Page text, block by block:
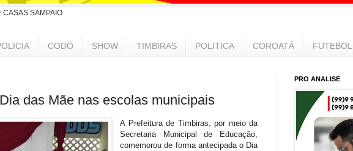
CASAS SAMPAIO
CODÓ SHOW TIMBIRAS POLITICA COROATÁ FUTEBOL
das Mãe nas escolas municipais
A Prefeitura de Timbiras, por meio da
Secretaria Municipal de Educação,
comemorou de forma antecipada o Dia
PRO ANALISE